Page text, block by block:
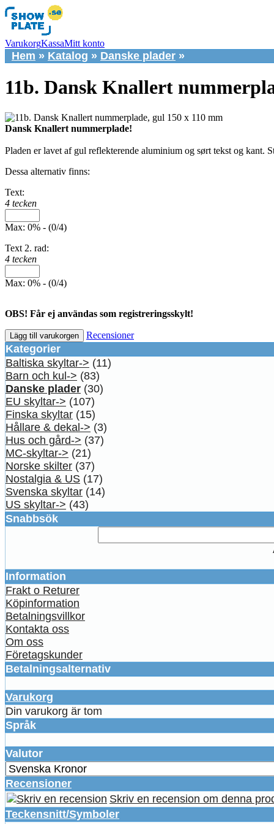
VarukorgKassaMitt konto
Hem » Katalog » Danske plader »
11b. Dansk Knallert
Dansk Knallert nummerplade!
Pladen er lavet af gul reflekterende aluminium og sørt tekst og kant.
Dessa alternativ finns:
Text:
4 tecken
Max: 0% - (0/4)
Text 2. rad:
4 tecken
Max: 0% - (0/4)
OBS! Får ej användas som registreringsskylt!
Lägg till varukorgen Recensioner
Kategorier
Baltiska skyltar-> (11)
Barn och kul-> (83)
Danske plader (30)
EU skyltar-> (107)
Finska skyltar (15)
Hållare & dekal-> (3)
Hus och gård-> (37)
MC-skyltar-> (21)
Norske skilter (37)
Nostalgia & US (17)
Svenska skyltar (14)
US skyltar-> (43)
Snabbsök
Information
Frakt o Returer
Köpinformation
Betalningsvillkor
Kontakta oss
Om oss
Företagskunder
Betalningsalternativ
Varukorg
Din varukorg är tom
Språk
Valutor
Recensioner
Skriv en recension om denna
Teckensnitt/Symboler